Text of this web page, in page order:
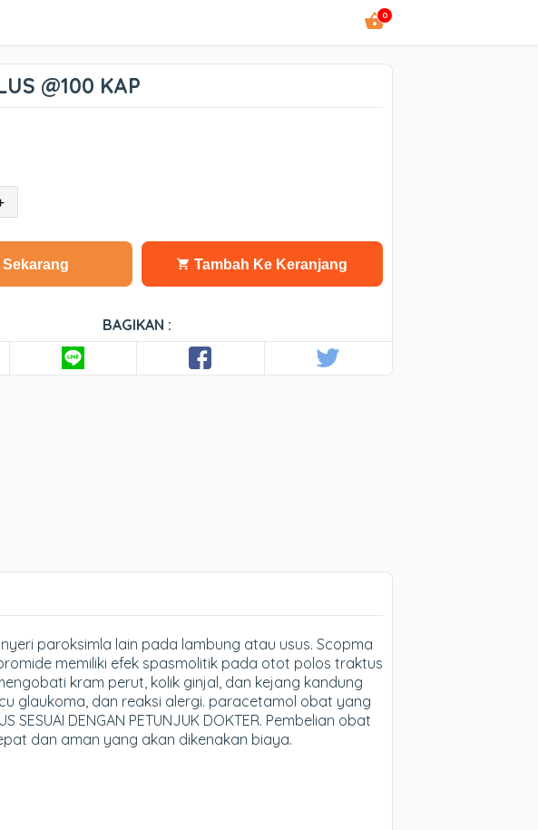
0
@100 KAP
Sekarang Tambah Ke Keranjang
BAGIKAN :
paroksimla lain pada lambung atau usus. Scopma
memiliki efek spasmolitik pada otot polos traktus
kram perut, kolik ginjal, dan kejang kandung
glaukoma, dan reaksi alergi. paracetamol obat yang
DENGAN PETUNJUK DOKTER. Pembelian obat
dan aman yang akan dikenakan biaya.